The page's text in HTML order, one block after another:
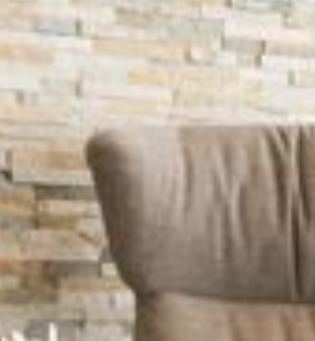
MITTAGSMENÜ
Alle Preise für eine Person je
Nacht ohne Verpflegung inkl.
wöchtentlicher Reinigung
Mindestaufenthaltsdauer 4
Nächte
Nutzung in Doppelbelegung auf
Anfrage!